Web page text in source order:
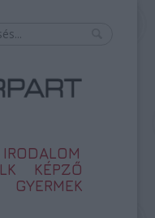
IRODALOM
KÉPZŐ
GYERMEK